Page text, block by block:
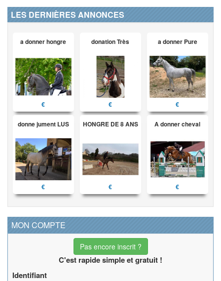
LES DERNIÈRES ANNONCES
a donner hongre
€
donation Très
€
a donner Pure
€
donne jument LUS
€
HONGRE DE 8 ANS
€
A donner cheval
€
MON COMPTE
Pas encore inscrit ?
C'est rapide simple et gratuit !
Identifiant